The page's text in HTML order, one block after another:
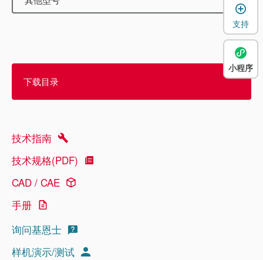
下载目录
技术指南
技术规格(PDF)
CAD / CAE
手册
询问基恩士
样机演示/测试
支持
小程序